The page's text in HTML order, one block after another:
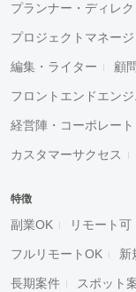
プランナー・ディレ
プロジェクトマネー
編集・ライター 顧
フロントエンドエン
経営陣・コーポレート
カスタマーサクセス
特徴
副業OK リモート可
フルリモートOK 新
長期案件 スポット